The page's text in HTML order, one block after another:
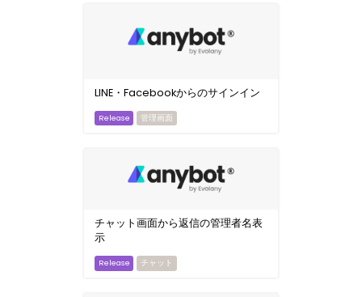
LINE・Facebookからのサインイン
管理画面
チャット画面から返信の管理者名表
示
チャット